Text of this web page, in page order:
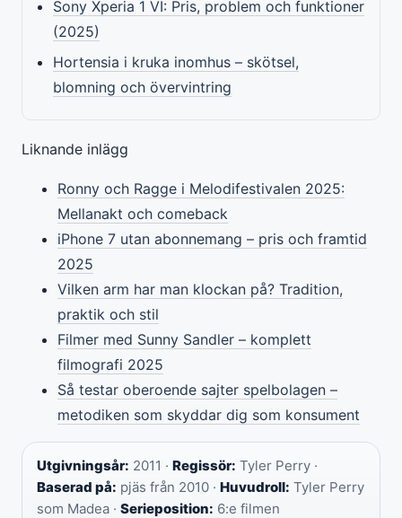
Sony Xperia 1 VI: Pris, problem och funktioner
(2025)
Hortensia i kruka inomhus – skötsel,
blomning och övervintring
Liknande inlägg
Ronny och Ragge i Melodifestivalen 2025:
Mellanakt och comeback
iPhone 7 utan abonnemang – pris och framtid
2025
Vilken arm har man klockan på? Tradition,
praktik och stil
Filmer med Sunny Sandler – komplett
filmografi 2025
Så testar oberoende sajter spelbolagen –
metodiken som skyddar dig som konsument
Utgivningsår: 2011 · Regissör: Tyler Perry ·
Baserad på: pjäs från 2010 · Huvudroll: Tyler Perry
som Madea · Serieposition: 6:e filmen